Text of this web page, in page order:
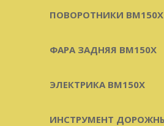
ПОВОРОТНИКИ BM150X
ФАРА ЗАДНЯЯ BM150X
ЭЛЕКТРИКА BM150X
ИНСТРУМЕНТ